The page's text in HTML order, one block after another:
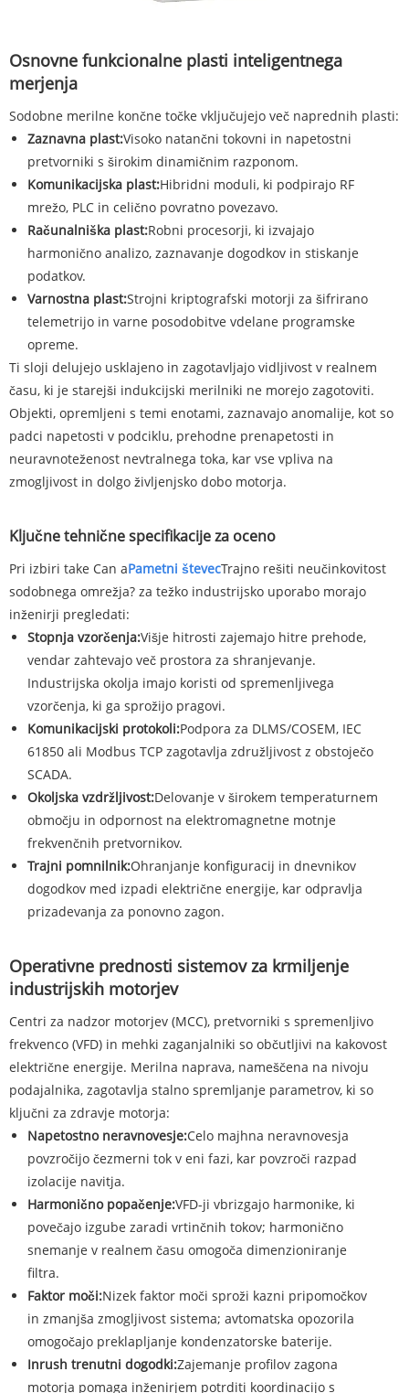
Osnovne funkcionalne plasti inteligentnega
merjenja
Sodobne merilne končne točke vključujejo več naprednih plasti:
Zaznavna plast:Visoko natančni tokovni in napetostni
pretvorniki s širokim dinamičnim razponom.
Komunikacijska plast:Hibridni moduli, ki podpirajo RF
mrežo, PLC in celično povratno povezavo.
Računalniška plast:Robni procesorji, ki izvajajo
harmonično analizo, zaznavanje dogodkov in stiskanje
podatkov.
Varnostna plast:Strojni kriptografski motorji za šifrirano
telemetrijo in varne posodobitve vdelane programske
opreme.
Ti sloji delujejo usklajeno in zagotavljajo vidljivost v realnem
času, ki je starejši indukcijski merilniki ne morejo zagotoviti.
Objekti, opremljeni s temi enotami, zaznavajo anomalije, kot so
padci napetosti v podciklu, prehodne prenapetosti in
neuravnoteženost nevtralnega toka, kar vse vpliva na
zmogljivost in dolgo življenjsko dobo motorja.
Ključne tehnične specifikacije za oceno
Pri izbiri take Can aPametni števecTrajno rešiti neučinkovitost
sodobnega omrežja? za težko industrijsko uporabo morajo
inženirji pregledati:
Stopnja vzorčenja:Višje hitrosti zajemajo hitre prehode,
vendar zahtevajo več prostora za shranjevanje.
Industrijska okolja imajo koristi od spremenljivega
vzorčenja, ki ga sprožijo pragovi.
Komunikacijski protokoli:Podpora za DLMS/COSEM, IEC
61850 ali Modbus TCP zagotavlja združljivost z obstoječo
SCADA.
Okoljska vzdržljivost:Delovanje v širokem temperaturnem
območju in odpornost na elektromagnetne motnje
frekvenčnih pretvornikov.
Trajni pomnilnik:Ohranjanje konfiguracij in dnevnikov
dogodkov med izpadi električne energije, kar odpravlja
prizadevanja za ponovno zagon.
Operativne prednosti sistemov za krmiljenje
industrijskih motorjev
Centri za nadzor motorjev (MCC), pretvorniki s spremenljivo
frekvenco (VFD) in mehki zaganjalniki so občutljivi na kakovost
električne energije. Merilna naprava, nameščena na nivoju
podajalnika, zagotavlja stalno spremljanje parametrov, ki so
ključni za zdravje motorja:
Napetostno neravnovesje:Celo majhna neravnovesja
povzročijo čezmerni tok v eni fazi, kar povzroči razpad
izolacije navitja.
Harmonično popačenje:VFD-ji vbrizgajo harmonike, ki
povečajo izgube zaradi vrtinčnih tokov; harmonično
snemanje v realnem času omogoča dimenzioniranje
filtra.
Faktor moči:Nizek faktor moči sproži kazni pripomočkov
in zmanjša zmogljivost sistema; avtomatska opozorila
omogočajo preklapljanje kondenzatorske baterije.
Inrush trenutni dogodki:Zajemanje profilov zagona
motorja pomaga inženirjem potrditi koordinacijo s